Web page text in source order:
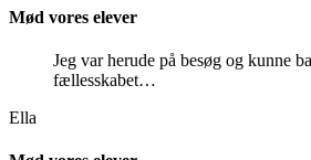
Mød vores elever
Jeg var herude på besøg og kunne
fællesskabet…
Ella